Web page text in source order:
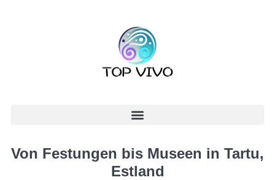
Von Festungen bis Museen in Tartu,
Estland